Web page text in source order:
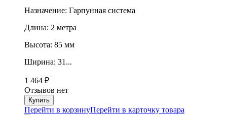
Назначение: Гарпунная система
Длина: 2 метра
Высота: 85 мм
Ширина: 31...
1 464 ₽
Отзывов нет
Перейти в корзинуПерейти в карточку товара